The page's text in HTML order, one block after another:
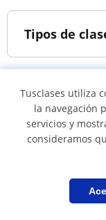
Guardar
Tipos de
Refuerzo
Clases de
Tusclases utiliza
la navegación
servicios y
consideramos